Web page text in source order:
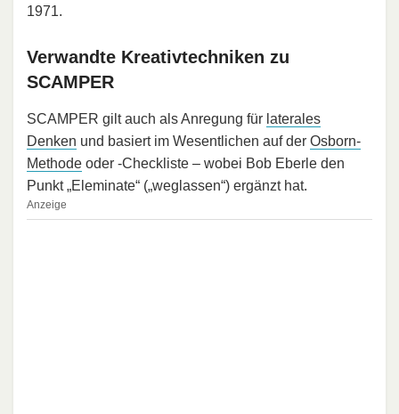
1971.
Verwandte Kreativtechniken zu
SCAMPER
SCAMPER gilt auch als Anregung für laterales
Denken und basiert im Wesentlichen auf der Osborn-
Methode oder -Checkliste – wobei Bob Eberle den
Punkt „Eleminate“ („weglassen“) ergänzt hat.
Anzeige